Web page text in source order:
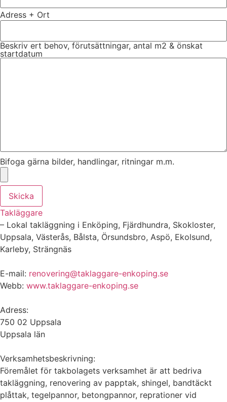
Adress + Ort
Beskriv ert behov, förutsättningar, antal m2 & önskat
startdatum
Bifoga gärna bilder, handlingar, ritningar m.m.
Skicka
Takläggare
– Lokal takläggning i Enköping, Fjärdhundra, Skokloster,
Uppsala, Västerås, Bålsta, Örsundsbro, Aspö, Ekolsund,
Karleby, Strängnäs
E-mail: renovering@taklaggare-enkoping.se
Webb: www.taklaggare-enkoping.se
Adress:
750 02 Uppsala
Uppsala län
Verksamhetsbeskrivning:
Föremålet för takbolagets verksamhet är att bedriva
takläggning, renovering av papptak, shingel, bandtäckt
plåttak, tegelpannor, betongpannor, reprationer vid